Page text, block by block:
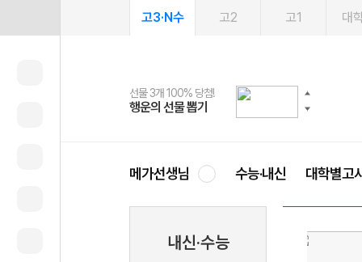
고3·N수 고2 고1 대
선물 3개 100% 당첨!
행운의 선물 뽑기
선물 100% 증정!
메가스터디 X 올리브
2027 러셀 단과
강사 공개선발
스마트러닝앱
설문 EVENT
메가패스
3일 무료 체험권
메가패스 수강생 무료혜택!
메가클럽 멤버십
사회공헌 캠페인
희망이룸 메가나눔
메가선생님 수능·내신 대학별고
내신·수능